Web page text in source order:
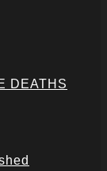
DEATHS